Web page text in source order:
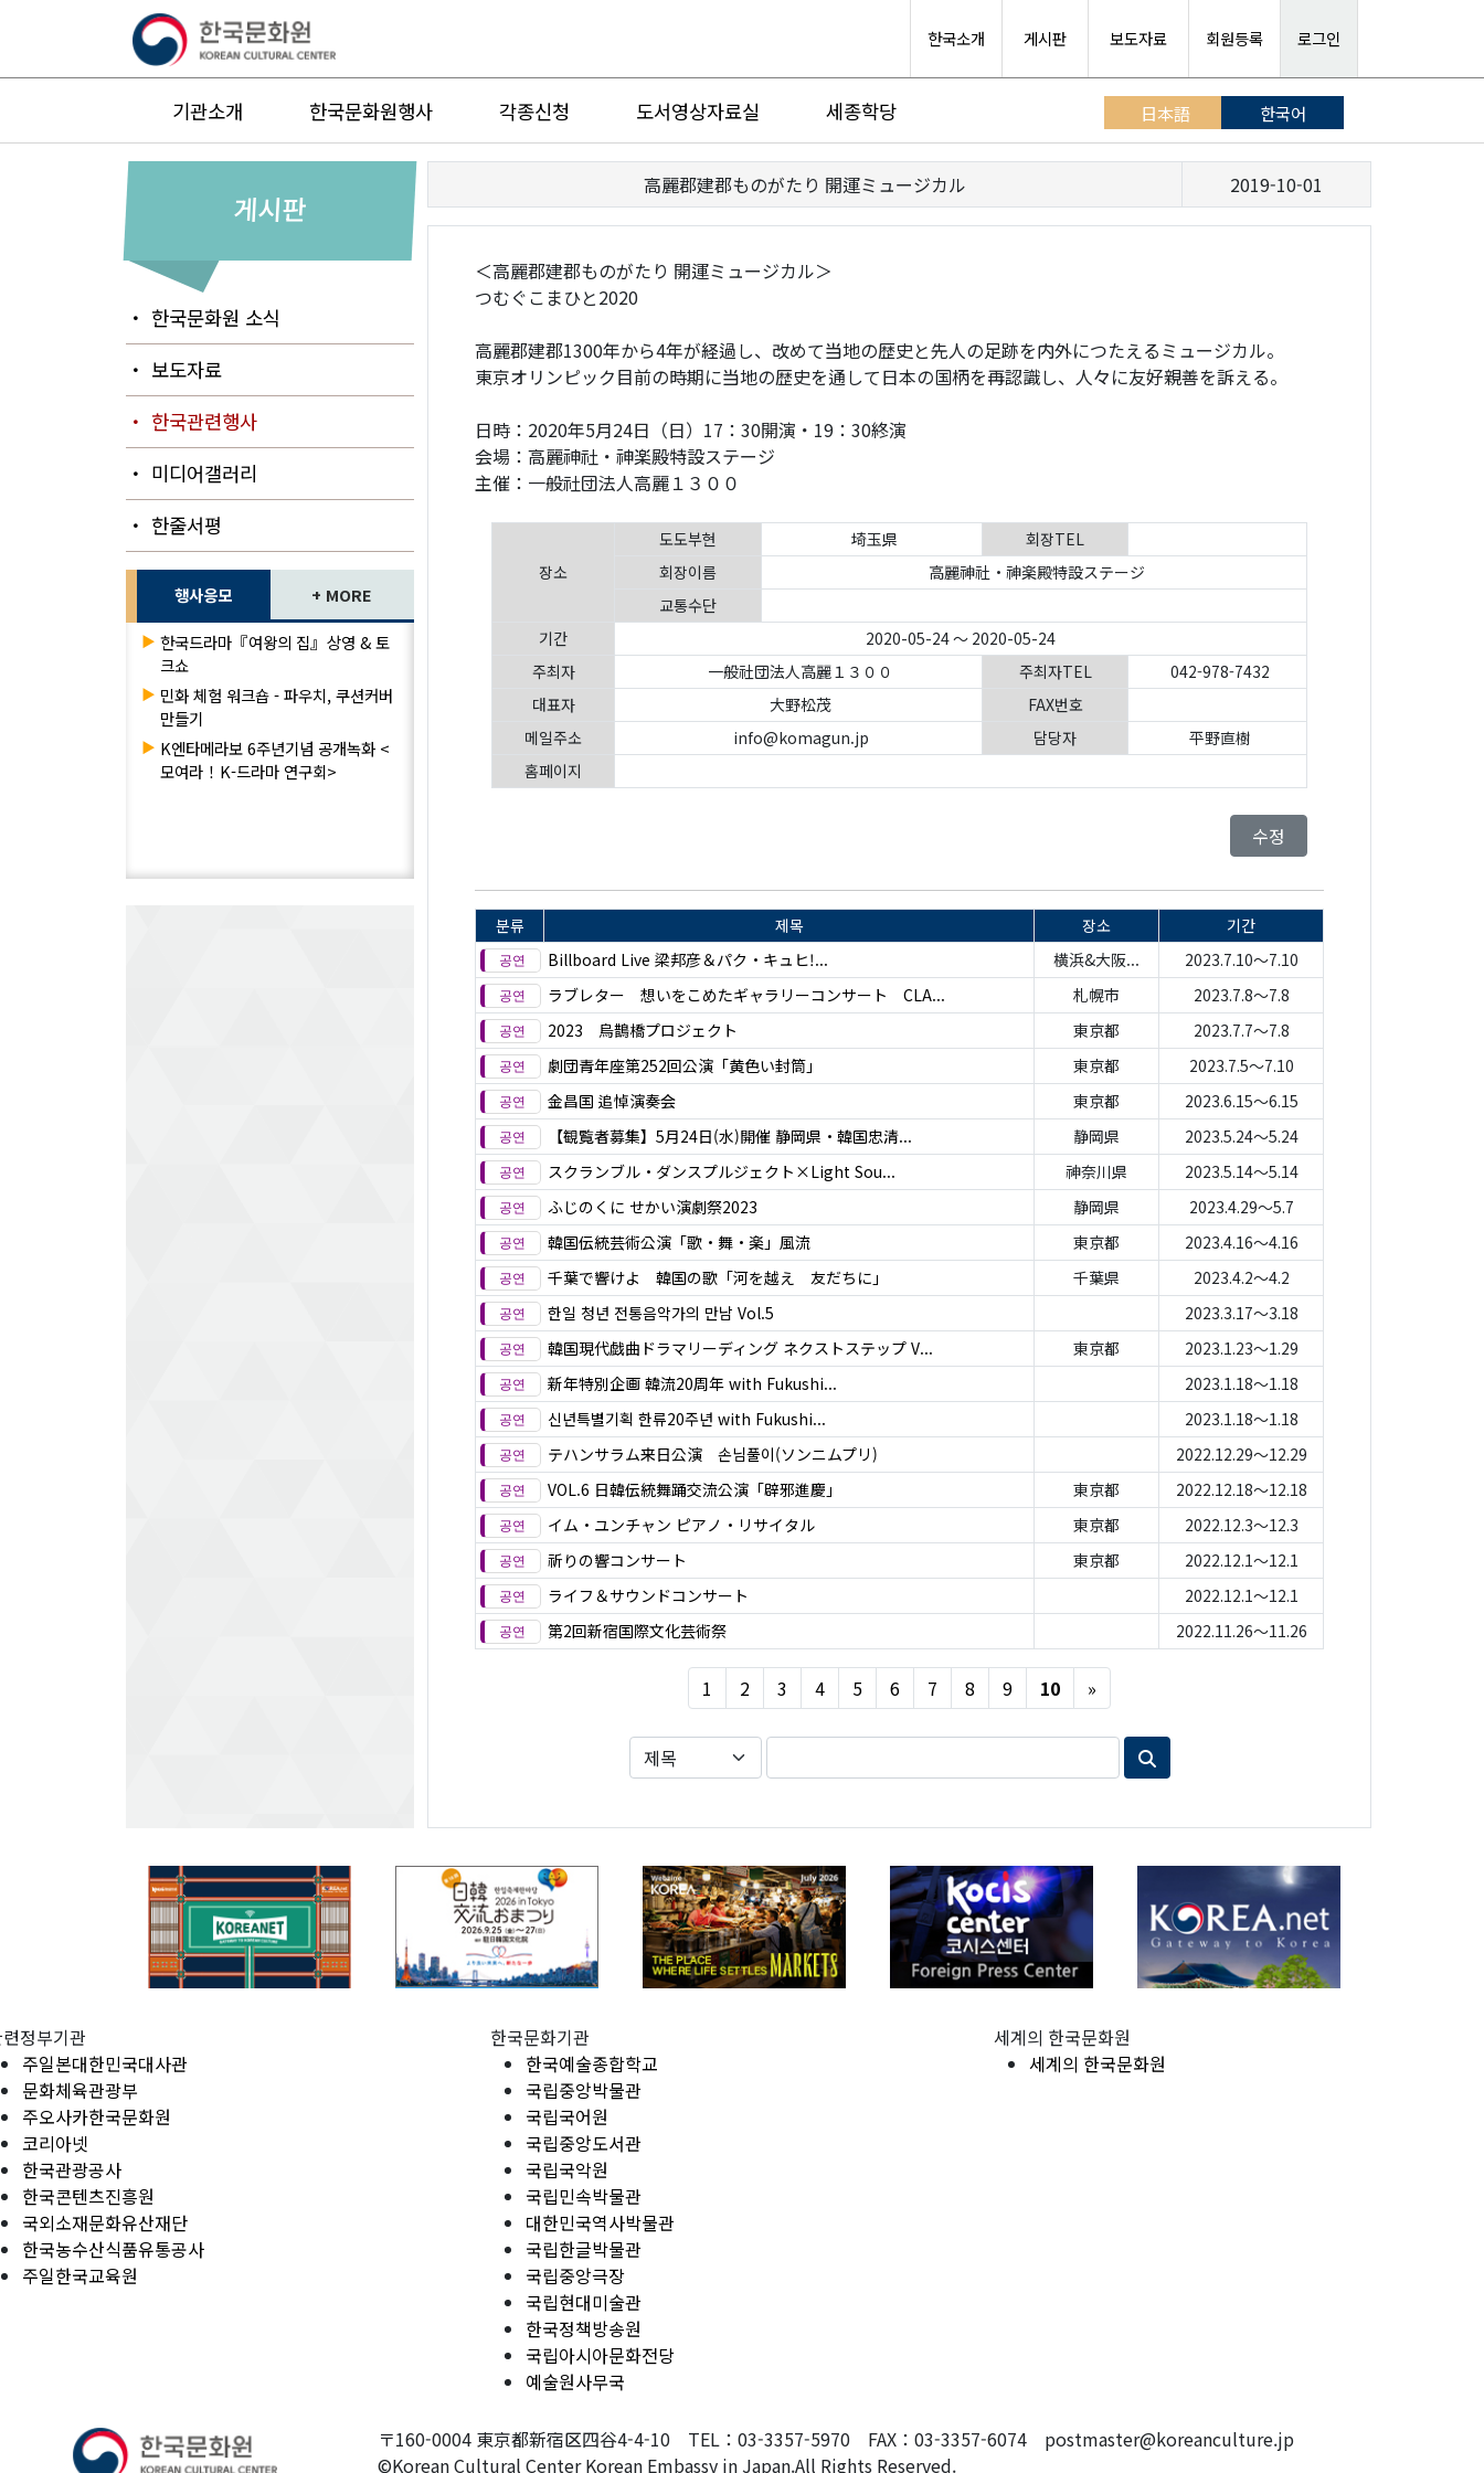
한국소개 게시판 보도자료 회원등록 로그인
기관소개 한국문화원행사 각종신청 도서영상자료실 세종학당 日本語 한국어
게시판
・ 한국문화원 소식
・ 보도자료
・ 한국관련행사
・ 미디어갤러리
・ 한줄서평
행사응모 + MORE
▶ 한국드라마『여왕의 집』상영 & 토
크쇼
▶ 민화 체험 워크숍 - 파우치, 쿠션커버
만들기
▶ K엔타메라보 6주년기념 공개녹화 <
모여라！K-드라마 연구회>
高麗郡建郡ものがたり 開運ミュージカル 2019-10-01
＜高麗郡建郡ものがたり 開運ミュージカル＞
つむぐこまひと2020
高麗郡建郡1300年から4年が経過し、改めて当地の歴史と先人の足跡を内外につたえるミュージカル。
東京オリンピック目前の時期に当地の歴史を通して日本の国柄を再認識し、人々に友好親善を訴える。
日時：2020年5月24日（日）17：30開演・19：30終演
会場：高麗神社・神楽殿特設ステージ
主催：一般社団法人高麗１３００
장소
도도부현 埼玉県
회장TEL
회장이름
高麗神社・神楽殿特設ステージ
교통수단
기간
2020-05-24 ～ 2020-05-24
주최자
一般社団法人高麗１３００ 주최자TEL
042-978-7432
대표자
大野松茂
FAX번호
메일주소
info@komagun.jp 담당자
平野直樹
홈페이지
수정
분류 제목 장소
기간
Billboard Live 梁邦彦＆パク・キュヒ!...
横浜&大阪...
2023.7.10～7.10
ラブレター 想いをこめたギャラリーコンサート CLA...
札幌市
2023.7.8～7.8
2023 烏鵲橋プロジェクト
東京都
2023.7.7～7.8
劇団青年座第252回公演「黄色い封筒」
東京都
2023.7.5～7.10
金昌国 追悼演奏会
東京都
2023.6.15～6.15
【観覧者募集】5月24日(水)開催 静岡県・韓国忠清...
静岡県
2023.5.24～5.24
スクランブル・ダンスプルジェクト×Light Sou...
神奈川県
2023.5.14～5.14
ふじのくに せかい演劇祭2023
静岡県
2023.4.29～5.7
韓国伝統芸術公演「歌・舞・楽」風流
東京都
2023.4.16～4.16
千葉で響けよ 韓国の歌「河を越え 友だちに」
千葉県
2023.4.2～4.2
한일 청년 전통음악가의 만남 Vol.5
2023.3.17～3.18
韓国現代戯曲ドラマリーディング ネクストステップ V...
東京都
2023.1.23～1.29
新年特別企画 韓流20周年 with Fukushi...
2023.1.18～1.18
신년특별기획 한류20주년 with Fukushi...
2023.1.18～1.18
テハンサラム来日公演 손님풀이(ソンニムプリ)
2022.12.29～12.29
VOL.6 日韓伝統舞踊交流公演「辟邪進慶」
東京都
2022.12.18～12.18
イム・ユンチャン ピアノ・リサイタル
東京都
2022.12.3～12.3
祈りの響コンサート
東京都
2022.12.1～12.1
ライフ＆サウンドコンサート
2022.12.1～12.1
第2回新宿国際文化芸術祭
2022.11.26～11.26
1 2 3 4 5 6 7 8 9 10 »
정부기관
주일본대한민국대사관
문화체육관광부
주오사카한국문화원
코리아넷
한국관광공사
한국콘텐츠진흥원
국외소재문화유산재단
한국농수산식품유통공사
주일한국교육원
한국문화기관
한국예술종합학교
국립중앙박물관
국립국어원
국립중앙도서관
국립국악원
국립민속박물관
대한민국역사박물관
국립한글박물관
국립중앙극장
국립현대미술관
한국정책방송원
국립아시아문화전당
예술원사무국
세계의 한국문화원
세계의 한국문화원
〒160-0004 東京都新宿区四谷4-4-10 TEL：03-3357-5970 FAX：03-3357-6074 postmaster@koreanculture.jp
©Korean Cultural Center Korean Embassy in Japan.All Rights Reserved.